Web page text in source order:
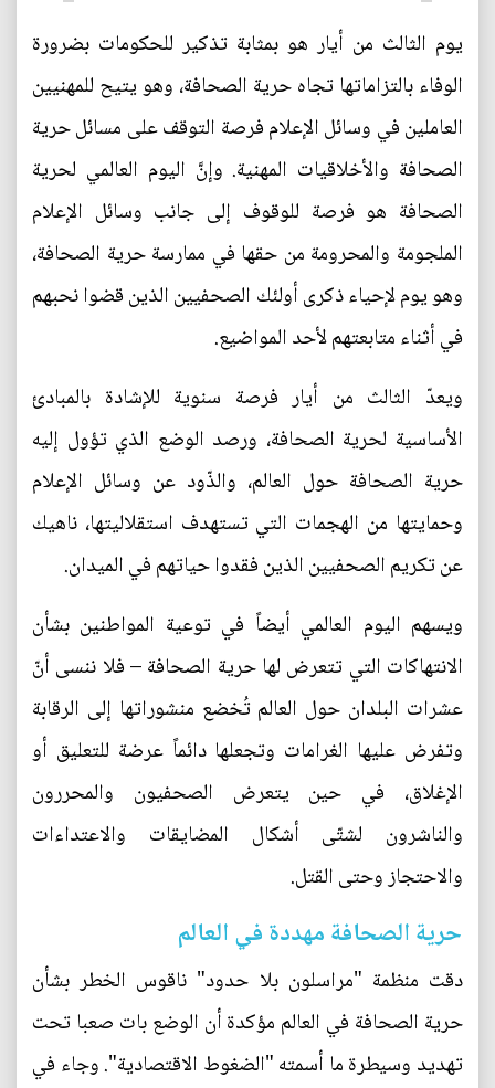
يوم الثالث من أيار هو بمثابة تذكير للحكومات بضرورة
الوفاء بالتزاماتها تجاه حرية الصحافة، وهو يتيح للمهنيين
العاملين في وسائل الإعلام فرصة التوقف على مسائل حرية
الصحافة والأخلاقيات المهنية. وإنَّ اليوم العالمي لحرية
الصحافة هو فرصة للوقوف إلى جانب وسائل الإعلام
الملجومة والمحرومة من حقها في ممارسة حرية الصحافة،
وهو يوم لإحياء ذكرى أولئك الصحفيين الذين قضوا نحبهم
في أثناء متابعتهم لأحد المواضيع.
ويعدّ الثالث من أيار فرصة سنوية للإشادة بالمبادئ
الأساسية لحرية الصحافة، ورصد الوضع الذي تؤول إليه
حرية الصحافة حول العالم، والذّود عن وسائل الإعلام
وحمايتها من الهجمات التي تستهدف استقلاليتها، ناهيك
عن تكريم الصحفيين الذين فقدوا حياتهم في الميدان.
ويسهم اليوم العالمي أيضاً في توعية المواطنين بشأن
الانتهاكات التي تتعرض لها حرية الصحافة – فلا ننسى أنّ
عشرات البلدان حول العالم تُخضع منشوراتها إلى الرقابة
وتفرض عليها الغرامات وتجعلها دائماً عرضة للتعليق أو
الإغلاق، في حين يتعرض الصحفيون والمحررون
والناشرون لشتّى أشكال المضايقات والاعتداءات
والاحتجاز وحتى القتل.
حرية الصحافة مهددة في العالم
دقت منظمة "مراسلون بلا حدود" ناقوس الخطر بشأن
حرية الصحافة في العالم مؤكدة أن الوضع بات صعبا تحت
تهديد وسيطرة ما أسمته "الضغوط الاقتصادية". وجاء في